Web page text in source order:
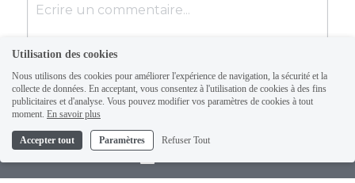
Soumettre Annuler
Utilisation des cookies
Nous utilisons des cookies pour améliorer l'expérience de navigation, la sécurité et la
collecte de données. En acceptant, vous consentez à l'utilisation de cookies à des fins
publicitaires et d'analyse. Vous pouvez modifier vos paramètres de cookies à tout
moment. En savoir plus
Accepter tout Paramètres Refuser Tout